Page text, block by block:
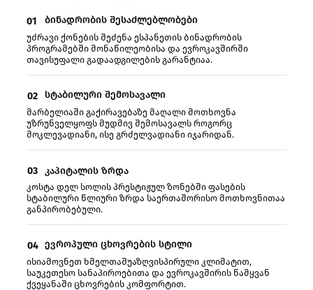
სტაბილური შემოსავალი
მარბელიაში გაქირავებაზე მაღალი მოთხოვნა
უზრუნველყოფს მუდმივ შემოსავალს როგორც
მოკლევადიანი, ისე გრძელვადიანი იჯარიდან.
02
კაპიტალის ზრდა
კოსტა დელ სოლის პრესტიჟულ ზონებში ფასების
სტაბილური წლიური ზრდა საერთაშორისო მოთხოვნითაა
განპირობებული.
03
ევროპული ცხოვრების სტილი
ისიამოვნეთ ხმელთაშუაზღვისპირული კლიმატით,
საუკეთესო სანაპიროებითა და ევროკავშირის წამყვან
ქვეყანაში ცხოვრების კომფორტით.
04
ბინადრობის შესაძლებლობები
უძრავი ქონების შეძენა ესპანეთის ბინადრობის
პროგრამებში მონაწილეობისა და ევროკავშირში
თავისუფალი გადაადგილების გარანტიაა.
01